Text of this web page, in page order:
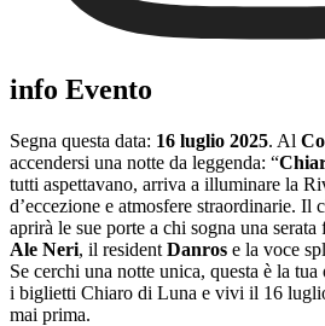
info Evento
Segna questa data: 16 luglio 2025. Al
accendersi una notte da leggenda: “
tutti aspettavano, arriva a illuminare la
d’eccezione e atmosfere straordinarie. Il
aprirà le sue porte a chi sogna una
Ale Neri, il resident Danros e la voce
Se cerchi una notte unica, questa è la
i biglietti Chiaro di Luna e vivi il 16
mai prima.